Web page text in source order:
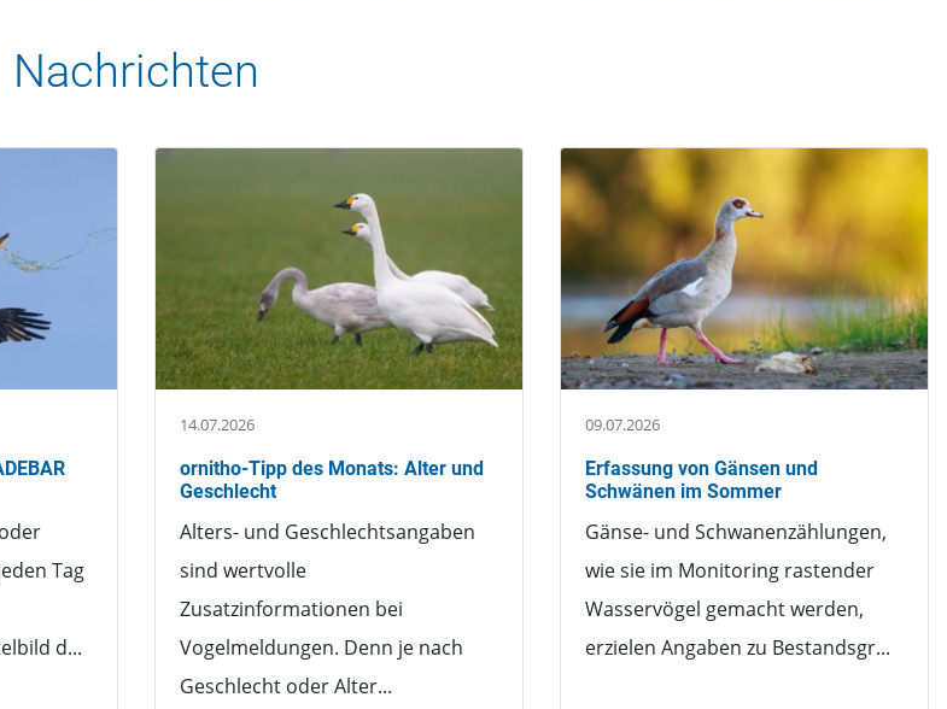
Nachrichten
Tag
d...
14.07.2026
ornitho-Tipp des Monats: Alter und
Geschlecht
Alters- und Geschlechtsangaben
sind wertvolle
Zusatzinformationen bei
Vogelmeldungen. Denn je nach
Geschlecht oder Alter...
09.07.2026
Erfassung von Gänsen und
Schwänen im Sommer
Gänse- und Schwanenzählungen,
wie sie im Monitoring rastender
Wasservögel gemacht werden,
erzielen Angaben zu Bestandsgr...